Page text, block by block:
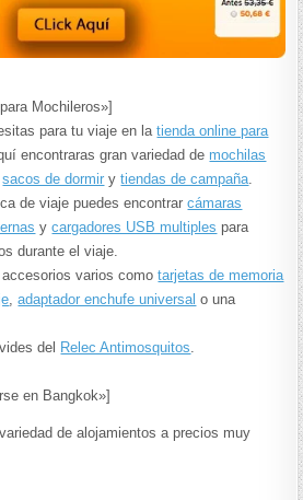
Mochileros»]
para tu viaje en latienda online para
encontraras gran variedad de mochilas
sacos de dormir ytiendas de campaña.
de viaje puedes encontrarcámaras
ycargadores USB multiples para
durante el viaje.
accesorios varios comotarjetas de memoria
,adaptador enchufe universal o una
del Relec Antimosquitos.
en Bangkok»]
de alojamientos a precios muy